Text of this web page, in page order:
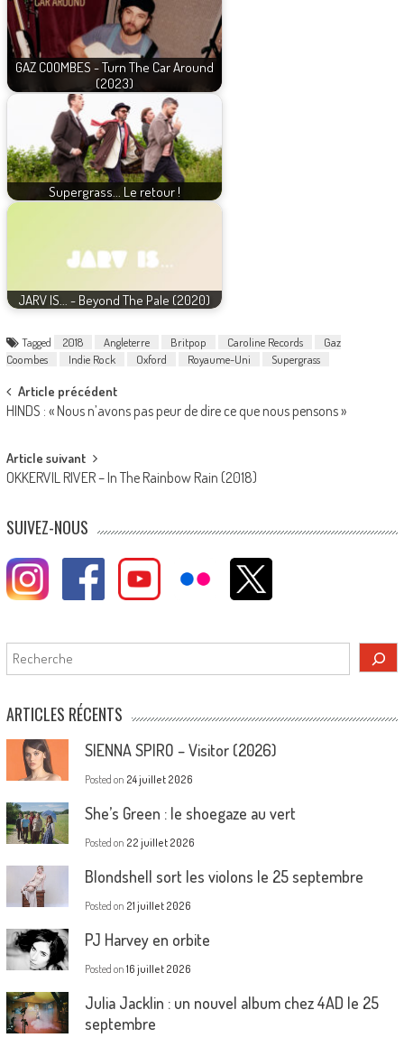
GAZ COOMBES - Turn The Car Around
(2023)
Supergrass... Le retour !
JARV IS... - Beyond The Pale (2020)
Tagged 2018 Angleterre Britpop Caroline Records
Gaz
Coombes
Indie Rock Oxford Royaume-Uni Supergrass
Post
navigation
Article précédent
HINDS : « Nous n’avons pas peur de dire ce que nous pensons »
Article suivant
OKKERVIL RIVER – In The Rainbow Rain (2018)
SUIVEZ-NOUS
Rechercher
ARTICLES RÉCENTS
SIENNA SPIRO – Visitor (2026)
Posted on 24 juillet 2026
She’s Green : le shoegaze au vert
Posted on 22 juillet 2026
Blondshell sort les violons le 25 septembre
Posted on 21 juillet 2026
PJ Harvey en orbite
Posted on 16 juillet 2026
Julia Jacklin : un nouvel album chez 4AD le 25
septembre